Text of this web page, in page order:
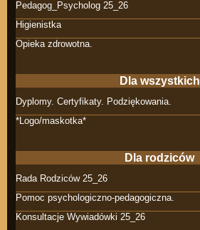
Pedagog_Psycholog 25_26
Higienistka
Opieka zdrowotna.
Dla wszystkich
Dyplomy. Certyfikaty. Podziękowania.
*Logo/maskotka*
Dla rodziców
Rada Rodziców 25_26
Pomoc psychologiczno-pedagogiczna.
Konsultacje Wywiadówki 25_26